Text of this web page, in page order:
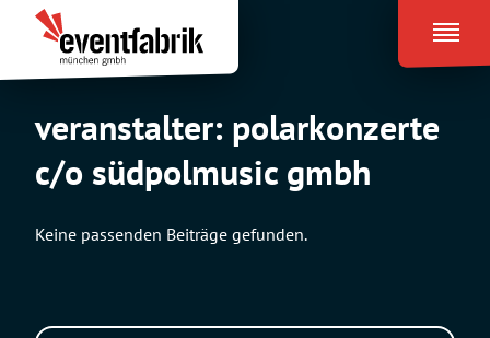
Inhalt
springen
Eventfabrik
München
veranstalter: polarkonzerte
c/o südpolmusic gmbh
Keine passenden Beiträge gefunden.